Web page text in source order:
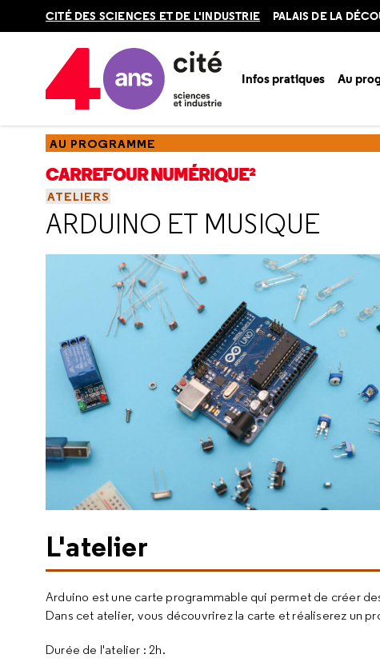
CITÉ DES SCIENCES ET DE L'INDUSTRIE PALAIS DE LA
Infos pratiques Au
Accueil Au programme
AU PROGRAMME
CARREFOUR NUMÉRIQUE²
ATELIERS
ARDUINO ET MUSIQUE
L'atelier
Arduino est une carte programmable qui permet de créer
Dans cet atelier, vous découvrirez la carte et réaliserez un
Durée de l'atelier : 2h.